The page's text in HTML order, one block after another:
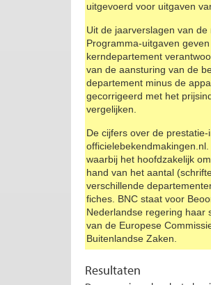
uitgevoerd voor uitgaven
Uit de jaarverslagen van
Programma-uitgaven
kerndepartement
van de aansturing van de
departement minus de
gecorrigeerd met het
vergelijken.
De cijfers over de
waarbij het hoofdzakelijk
hand van het aantal
verschillende
fiches. BNC staat voor
Nederlandse regering haar
van de Europese
Buitenlandse Zaken.
Resultaten